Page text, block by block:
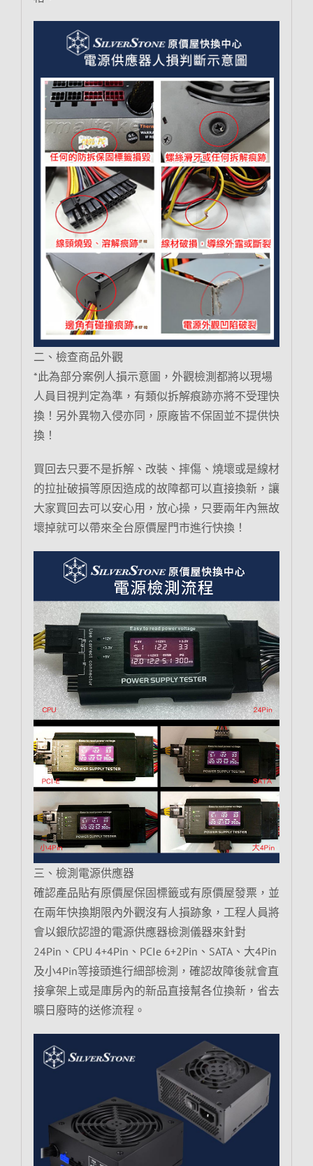
二、檢查商品外觀
*此為部分案例人損示意圖，外觀檢測都將以現場
人員目視判定為準，有類似拆解痕跡亦將不受理快
換！另外異物入侵亦同，原廠皆不保固並不提供快
換！
買回去只要不是拆解、改裝、摔傷、燒壞或是線材
的拉扯破損等原因造成的故障都可以直接換新，讓
大家買回去可以安心用，放心操，只要兩年內無故
壞掉就可以帶來全台原價屋門市進行快換！
三、檢測電源供應器
確認產品貼有原價屋保固標籤或有原價屋發票，並
在兩年快換期限內外觀沒有人損跡象，工程人員將
會以銀欣認證的電源供應器檢測儀器來針對
24Pin、CPU 4+4Pin、PCIe 6+2Pin、SATA、大4Pin
及小4Pin等接頭進行細部檢測，確認故障後就會直
接拿架上或是庫房內的新品直接幫各位換新，省去
曠日廢時的送修流程。